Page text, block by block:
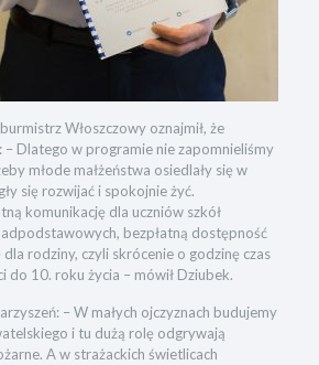
Włoszczowy oznajmił, że
– Dlatego w programie nie zapomnieliśmy
młode małżeństwa osiedlały się w
się rozwijać i spokojnie żyć.
komunikację dla uczniów szkół
bezpłatną dostępność
rodziny, czyli skrócenie o godzinę czas
do 10. roku życia – mówił Dziubek.
– W małych ojczyznach budujemy
i tu dużą rolę odgrywają
A w strażackich świetlicach